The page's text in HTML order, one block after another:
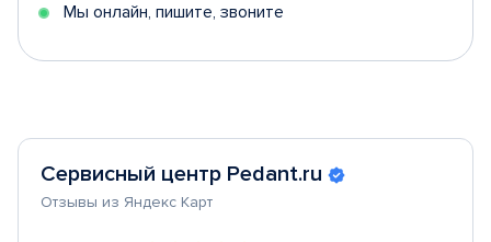
Мы онлайн, пишите, звоните
Сервисный центр Pedant.ru
Отзывы из Яндекс Карт